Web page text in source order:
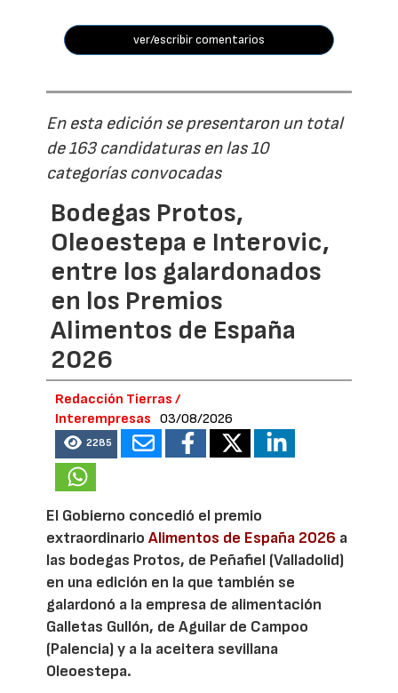
ver/escribir comentarios
En esta edición se presentaron un total
de 163 candidaturas en las 10
categorías convocadas
Bodegas Protos,
Oleoestepa e Interovic,
entre los galardonados
en los Premios
Alimentos de España
2026
Redacción Tierras /
Interempresas
03/08/2026
2285
El Gobierno concedió el premio
extraordinarioAlimentos de España 2026 a
las bodegas Protos, de Peñafiel (Valladolid)
en una edición en la que también se
galardonó a la empresa de alimentación
Galletas Gullón, de Aguilar de Campoo
(Palencia) y a la aceitera sevillana
Oleoestepa.